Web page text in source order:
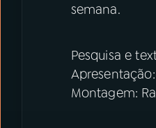
semana.
Pesquisa e
Montagem: